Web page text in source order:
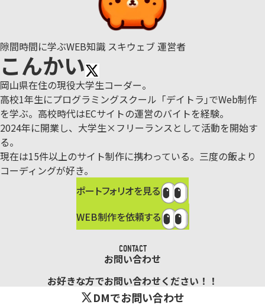
隙間時間に学ぶWEB知識 スキウェブ 運営者
こんかい
岡山県在住の現役大学生コーダー。
高校1年生にプログラミングスクール「デイトラ｣でWeb制作
を学ぶ。 高校時代はECサイトの運営のバイトを経験。
2024年に開業し、大学生×フリーランスとして活動を開始す
る。
現在は15件以上のサイト制作に携わっている。三度の飯より
コーディングが好き。
ポートフォリオを見る
WEB制作を依頼する
CONTACT
お問い合わせ
お好きな方でお問い合わせください！！
DMでお問い合わせ